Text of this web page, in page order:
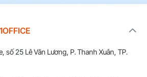
số 25 Lê Văn Lương, P. Thanh Xuân, TP.